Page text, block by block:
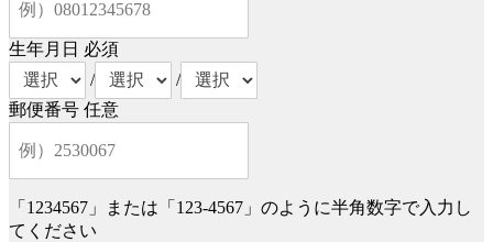
生年月日 必須
/
/
郵便番号 任意
「1234567」または「123-4567」のように半角数字で入力し
てください